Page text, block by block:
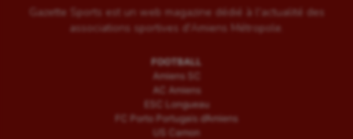
Gazette Sports est un web magazine dédié à l'actualité des
associations sportives d'Amiens Métropole.
FOOTBALL
Amiens SC
AC Amiens
ESC Longueau
FC Porto Portugais d’Amiens
US Camon